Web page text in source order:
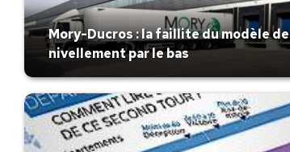
Mory-Ducros : la faillite du modèle de
nivellement par le bas